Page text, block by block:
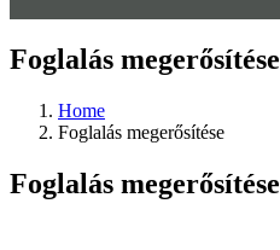
Foglalás megerősítése
Home
Foglalás megerősítése
Foglalás megerősítése